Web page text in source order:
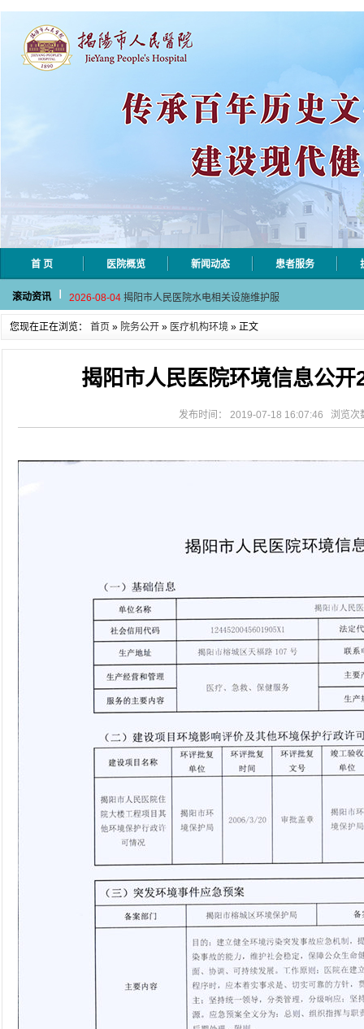
首 页 医院概览 新闻动态 患者服务
滚动资讯
2026-08-06 揭阳市人民医院采集自动对焦相机市
2026-08-04 揭阳市人民医院水电相关设施维护服
2026-07-31 学术聚力！妇儿分论坛精彩收官
2026-07-31 以学术聚合力 | 运动健康分论坛助
2026-08-04
揭阳市人民医院水电相关设施维护服
学术聚力！妇儿分论坛精彩收官
2026-07-31 以学术聚合力 | 运动健康分论坛助
您现在正在浏览： 首页 » 院务公开 » 医疗机构环境 » 正文
揭阳市人民医院环境信息公开
发布时间： 2019-07-18 16:07:46 浏览次